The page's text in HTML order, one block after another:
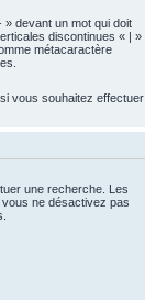
devant un mot qui doit
discontinues « | »
métacaractère
vous souhaitez effectuer
une recherche. Les
ne désactivez pas